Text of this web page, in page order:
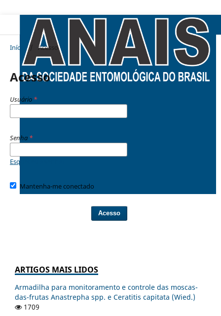
Início / Acesso
Acesso
Usuário *
Senha *
Esqueceu a senha?
Mantenha-me conectado
Acesso
ARTIGOS MAIS LIDOS
Armadilha para monitoramento e controle das moscas-
das-frutas Anastrepha spp. e Ceratitis capitata (Wied.)
1709